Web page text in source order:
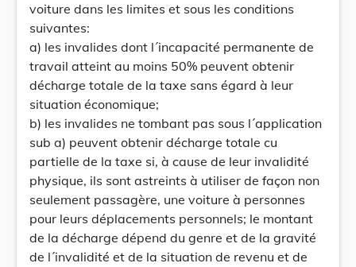
voiture dans les limites et sous les conditions
suivantes:
a) les invalides dont l´incapacité permanente de
travail atteint au moins 50% peuvent obtenir
décharge totale de la taxe sans égard à leur
situation économique;
b) les invalides ne tombant pas sous l´application
sub a) peuvent obtenir décharge totale cu
partielle de la taxe si, à cause de leur invalidité
physique, ils sont astreints à utiliser de façon non
seulement passagère, une voiture à personnes
pour leurs déplacements personnels; le montant
de la décharge dépend du genre et de la gravité
de l´invalidité et de la situation de revenu et de